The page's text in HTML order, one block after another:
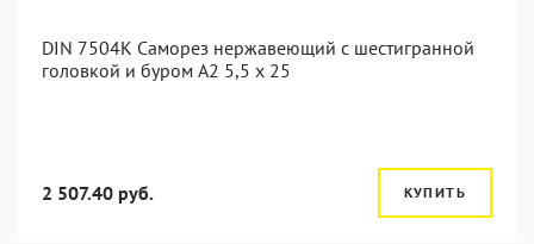
DIN 7504K Саморез нержавеющий с шестигранной
головкой и буром A2 5,5 x 25
2 507.40 руб. КУПИТЬ